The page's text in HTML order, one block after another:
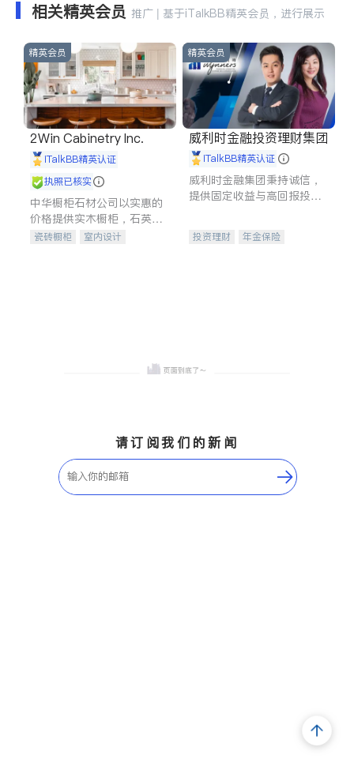
相关精英会员 推广 | 基于iTalkBB精英会员，进行展示
精英会员
2Win Cabinetry Inc.
iTalkBB精英认证
执照已核实
中华橱柜石材公司以实惠的
价格提供实木橱柜，石英石
台面，多种优质不锈钢水
瓷砖橱柜
室内设计
精英会员
威利时金融投资理财集团
iTalkBB精英认证
威利时金融集团秉持诚信，
提供固定收益与高回报投资
合，助力客户实现目标
投资理财
年金保险
请订阅我们的新闻